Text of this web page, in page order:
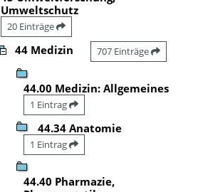
Umweltschutz
20 Einträge
44 Medizin 707 Einträge
44.00 Medizin: Allgemeines
1 Eintrag
44.34 Anatomie
1 Eintrag
44.40 Pharmazie,